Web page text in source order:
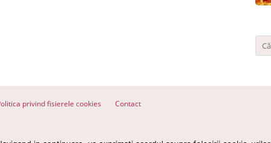
privind fisierele cookies Contact